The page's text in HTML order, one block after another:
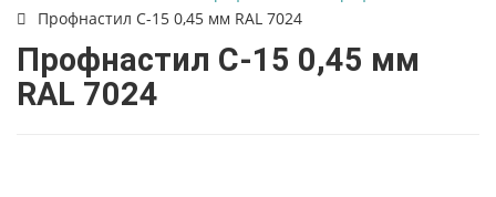
Профнастил С-15 0,45 мм RAL 7024
Профнастил С-15 0,45 мм
RAL 7024